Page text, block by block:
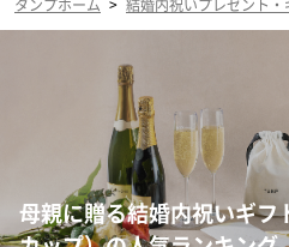
タンプホーム > 結婚内祝いプレゼント・
母親に贈る結婚内祝いギフ